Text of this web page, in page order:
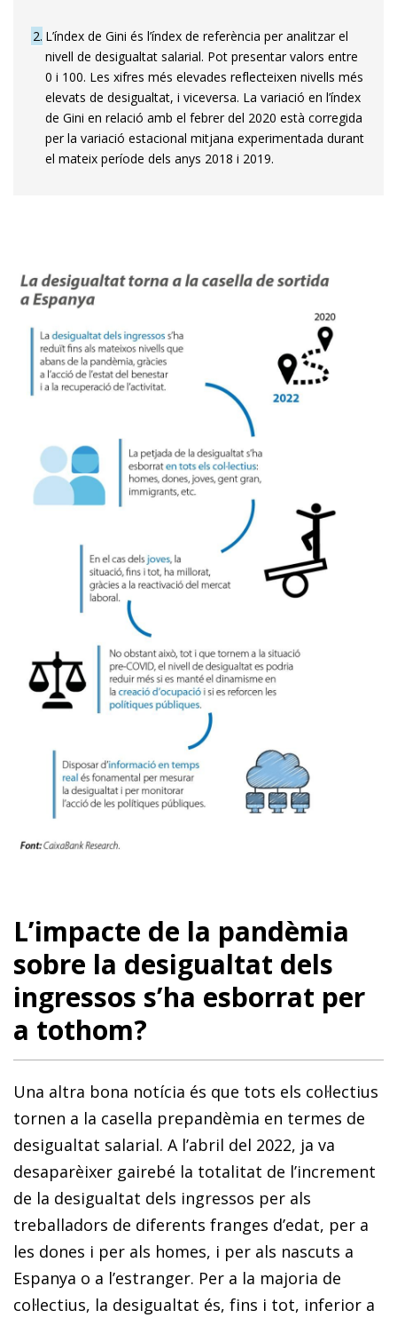
2 L’índex de Gini és l’índex de referència per analitzar el
nivell de des­­igualtat salarial. Pot presentar valors entre
0 i 100. Les xifres més elevades reflecteixen nivells més
elevats de desigualtat, i viceversa. La variació en l’índex
de Gini en relació amb el febrer del 2020 està corregida
per la varia­­ció estacional mitjana experimentada durant
el mateix període dels anys 2018 i 2019.
L’impacte de la pandèmia
sobre la desigualtat dels
ingressos s’ha esborrat per
a tothom?
Una altra bona notícia és que tots els col·lectius
tornen a la casella prepandèmia en termes de
desigualtat salarial. A l’abril del 2022, ja va
desaparèixer gairebé la totalitat de l’increment
de la desigualtat dels ingressos per als
treballadors de diferents franges d’edat, per a
les dones i per als homes, i per als nascuts a
Espanya o a l’estranger. Per a la majoria de
col·lectius, la desigualtat és, fins i tot, inferior a